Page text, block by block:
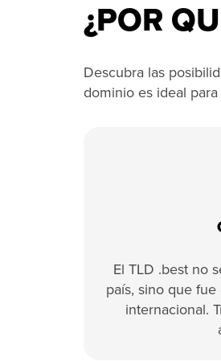
¿POR
Descubra las
dominio es ideal
El TLD .best no
país, sino que
internacional.